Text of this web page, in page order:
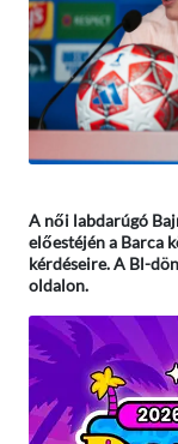
A női labdarúgó
előestéjén a Barca
kérdéseire. A Bl-
oldalon.